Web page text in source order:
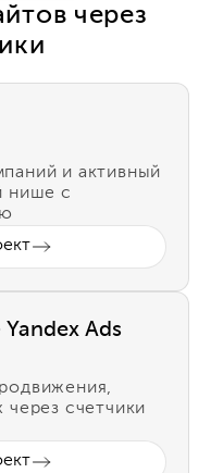
через
и активный
нише с
Ads
счетчики